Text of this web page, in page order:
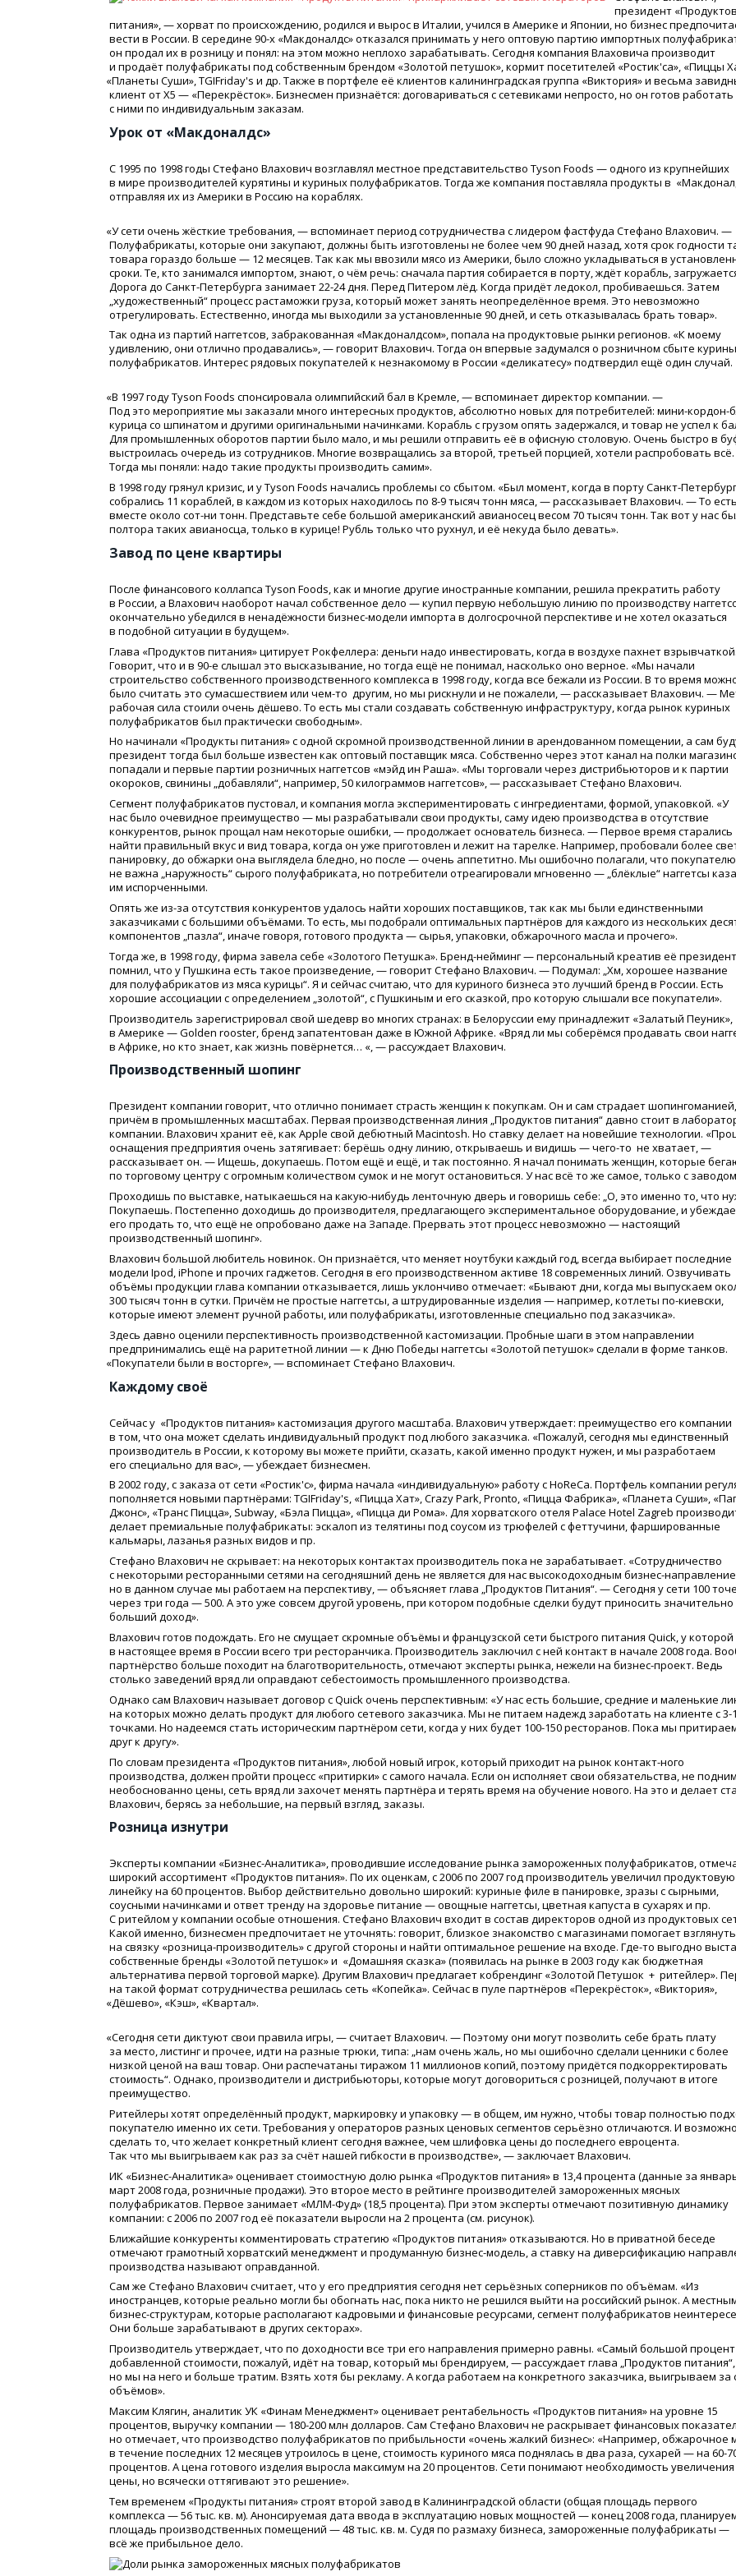
президент «Продуктов
питания», — хорват по происхождению, родился и вырос в Италии, учился в Америке и Японии, но бизнес
вести в России. В середине 90-х «Макдоналдс» отказался принимать у него оптовую партию импортных
он продал их в розницу и понял: на этом можно неплохо зарабатывать. Сегодня компания Влаховича производит
и продаёт полуфабрикаты под собственным брендом «Золотой петушок», кормит посетителей «Ростик'са», «Пиццы
«Планеты Суши», TGIFriday's и др. Также в портфеле её клиентов калининградская группа «Виктория» и весьма
клиент от Х5 — «Перекрёсток». Бизнесмен признаётся: договариваться с сетевиками непросто, но он готов работать
с ними по индивидуальным заказам.
Урок от «Макдоналдс»
С 1995 по 1998 годы Cтефано Влахович возглавлял местное представительство Tyson Foods — одного из крупнейших
в мире производителей курятины и куриных полуфабрикатов. Тогда же компания поставляла продукты в «
отправляя их из Америки в Россию на кораблях.
«У сети очень жёсткие требования, — вспоминает период сотрудничества с лидером фастфуда Стефано Влахович. —
Полуфабрикаты, которые они закупают, должны быть изготовлены не более чем 90 дней назад, хотя срок годности
товара гораздо больше — 12 месяцев. Так как мы ввозили мясо из Америки, было сложно укладываться в
сроки. Те, кто занимался импортом, знают, о чём речь: сначала партия собирается в порту, ждёт корабль,
Дорога до Санкт-Петербурга занимает 22-24 дня. Перед Питером лёд. Когда придёт ледокол, пробиваешься. Затем
„художественный“ процесс растаможки груза, который может занять неопределённое время. Это невозможно
отрегулировать. Естественно, иногда мы выходили за установленные 90 дней, и сеть отказывалась брать товар».
Так одна из партий наггетсов, забракованная «Макдоналдсом», попала на продуктовые рынки регионов. «К моему
удивлению, они отлично продавались», — говорит Влахович. Тогда он впервые задумался о розничном сбыте
полуфабрикатов. Интерес рядовых покупателей к незнакомому в России «деликатесу» подтвердил ещё один случай.
«В 1997 году Tyson Foods спонсировала олимпийский бал в Кремле, — вспоминает директор компании. —
Под это мероприятие мы заказали много интересных продуктов, абсолютно новых для потребителей: мини-кордон-
курица со шпинатом и другими оригинальными начинками. Корабль с грузом опять задержался, и товар не успел к
Для промышленных оборотов партии было мало, и мы решили отправить её в офисную столовую. Очень быстро в
выстроилась очередь из сотрудников. Многие возвращались за второй, третьей порцией, хотели распробовать всё.
Тогда мы поняли: надо такие продукты производить самим».
В 1998 году грянул кризис, и у Tyson Foods начались проблемы со сбытом. «Был момент, когда в порту Санкт-
собрались 11 кораблей, в каждом из которых находилось по 8-9 тысяч тонн мяса, — рассказывает Влахович. — То
вместе около сот-ни тонн. Представьте себе большой американский авианосец весом 70 тысяч тонн. Так вот у нас
полтора таких авианосца, только в курице! Рубль только что рухнул, и её некуда было девать».
Завод по цене квартиры
После финансового коллапса Tyson Foods, как и многие другие иностранные компании, решила прекратить работу
в России, а Влахович наоборот начал собственное дело — купил первую небольшую линию по производству
окончательно убедился в ненадёжности бизнес-модели импорта в долгосрочной перспективе и не хотел оказаться
в подобной ситуации в будущем».
Глава «Продуктов питания» цитирует Рокфеллера: деньги надо инвестировать, когда в воздухе пахнет взрывчаткой.
Говорит, что и в 90-е слышал это высказывание, но тогда ещё не понимал, насколько оно верное. «Мы начали
строительство собственного производственного комплекса в 1998 году, когда все бежали из России. В то время
было считать это сумасшествием или чем-то другим, но мы рискнули и не пожалели, — рассказывает Влахович. —
рабочая сила стоили очень дёшево. То есть мы стали создавать собственную инфраструктуру, когда рынок куриных
полуфабрикатов был практически свободным».
Но начинали «Продукты питания» с одной скромной производственной линии в арендованном помещении, а сам
президент тогда был больше известен как оптовый поставщик мяса. Собственно через этот канал на полки
попадали и первые партии розничных наггетсов «мэйд ин Раша». «Мы торговали через дистрибьюторов и к партии
окороков, свинины „добавляли“, например, 50 килограммов наггетсов», — рассказывает Стефано Влахович.
Сегмент полуфабрикатов пустовал, и компания могла экспериментировать с ингредиентами, формой, упаковкой. «У
нас было очевидное преимущество — мы разрабатывали свои продукты, саму идею производства в отсутствие
конкурентов, рынок прощал нам некоторые ошибки, — продолжает основатель бизнеса. — Первое время старались
найти правильный вкус и вид товара, когда он уже приготовлен и лежит на тарелке. Например, пробовали более
панировку, до обжарки она выглядела бледно, но после — очень аппетитно. Мы ошибочно полагали, что покупателю
не важна „наружность“ сырого полуфабриката, но потребители отреагировали мгновенно — „блёклые“ наггетсы
им испорченными.
Опять же из-за отсутствия конкурентов удалось найти хороших поставщиков, так как мы были единственными
заказчиками с большими объёмами. То есть, мы подобрали оптимальных партнёров для каждого из нескольких
компонентов „пазла“, иначе говоря, готового продукта — сырья, упаковки, обжарочного масла и прочего».
Тогда же, в 1998 году, фирма завела себе «Золотого Петушка». Бренд-нейминг — персональный креатив её
помнил, что у Пушкина есть такое произведение, — говорит Стефано Влахович. — Подумал: „Хм, хорошее название
для полуфабрикатов из мяса курицы“. Я и сейчас считаю, что для куриного бизнеса это лучший бренд в России. Есть
хорошие ассоциации с определением „золотой“, с Пушкиным и его сказкой, про которую слышали все покупатели».
Производитель зарегистрировал свой шедевр во многих странах: в Белоруссии ему принадлежит «Залатый Пеуник»,
в Америке — Golden rooster, бренд запатентован даже в Южной Африке. «Вряд ли мы соберёмся продавать свои
в Африке, но кто знает, как жизнь повёрнется… « , — рассуждает Влахович.
Производственный шопинг
Президент компании говорит, что отлично понимает страсть женщин к покупкам. Он и сам страдает шопингоманией,
причём в промышленных масштабах. Первая производственная линия „Продуктов питания“ давно стоит в
компании. Влахович хранит её, как Apple свой дебютный Macintosh. Но ставку делает на новейшие технологии. «
оснащения предприятия очень затягивает: берёшь одну линию, открываешь и видишь —чего-то не хватает, —
рассказывает он. — Ищешь, докупаешь. Потом ещё и ещё, и так постоянно. Я начал понимать женщин, которые
по торговому центру с огромным количеством сумок и не могут остановиться. У нас всё то же самое, только с
Проходишь по выставке, натыкаешься на какую-нибудь ленточную дверь и говоришь себе: „О, это именно то, что
Покупаешь. Постепенно доходишь до производителя, предлагающего экспериментальное оборудование, и
его продать то, что ещё не опробовано даже на Западе. Прервать этот процесс невозможно — настоящий
производственный шопинг».
Влахович большой любитель новинок. Он признаётся, что меняет ноутбуки каждый год, всегда выбирает последние
модели Ipod, iPhone и прочих гаджетов. Сегодня в его производственном активе 18 современных линий. Озвучивать
объёмы продукции глава компании отказывается, лишь уклончиво отмечает: «Бывают дни, когда мы выпускаем
300 тысяч тонн в сутки. Причём не простые наггетсы, а штрудированные изделия — например, котлеты по-киевски,
которые имеют элемент ручной работы, или полуфабрикаты, изготовленные специально под заказчика».
Здесь давно оценили перспективность производственной кастомизации. Пробные шаги в этом направлении
предпринимались ещё на раритетной линии — к Дню Победы наггетсы «Золотой петушок» сделали в форме танков.
«Покупатели были в восторге», — вспоминает Стефано Влахович.
Каждому своё
Сейчас у «Продуктов питания» кастомизация другого масштаба. Влахович утверждает: преимущество его компании
в том, что она может сделать индивидуальный продукт под любого заказчика. «Пожалуй, сегодня мы единственный
производитель в России, к которому вы можете прийти, сказать, какой именно продукт нужен, и мы разработаем
его специально для вас», — убеждает бизнесмен.
В 2002 году, с заказа от сети «Ростик'с», фирма начала «индивидуальную» работу с HoReCa. Портфель компании
пополняется новыми партнёрами: TGIFriday's, «Пицца Хат», Crazy Park, Pronto, «Пицца Фабрика», «Планета Суши», «
Джонс», «Транс Пицца», Subway, «Бэла Пицца», «Пицца ди Рома». Для хорватского отеля Palace Hotel Zagreb
делает премиальные полуфабрикаты: эскалоп из телятины под соусом из трюфелей с феттучини, фаршированные
кальмары, лазанья разных видов и пр.
Стефано Влахович не скрывает: на некоторых контактах производитель пока не зарабатывает. «Сотрудничество
с некоторыми ресторанными сетями на сегодняшний день не является для нас высокодоходным бизнес-
но в данном случае мы работаем на перспективу, — объясняет глава „Продуктов Питания“. — Сегодня у сети 100
через три года — 500. А это уже совсем другой уровень, при котором подобные сделки будут приносить значительно
больший доход».
Влахович готов подождать. Его не смущает скромные объёмы и французской сети быстрого питания Quick, у которой
в настоящее время в России всего три ресторанчика. Производитель заключил с ней контакт в начале 2008 года.
партнёрство больше походит на благотворительность, отмечают эксперты рынка, нежели на бизнес-проект. Ведь
столько заведений вряд ли оправдают себестоимость промышленного производства.
Однако сам Влахович называет договор с Quick очень перспективным: «У нас есть большие, средние и маленькие
на которых можно делать продукт для любого сетевого заказчика. Мы не питаем надежд заработать на клиенте с 3-
точками. Но надеемся стать историческим партнёром сети, когда у них будет 100-150 ресторанов. Пока мы
друг к другу».
По словам президента «Продуктов питания», любой новый игрок, который приходит на рынок контакт-ного
производства, должен пройти процесс «притирки» с самого начала. Если он исполняет свои обязательства, не
необоснованно цены, сеть вряд ли захочет менять партнёра и терять время на обучение нового. На это и делает
Влахович, берясь за небольшие, на первый взгляд, заказы.
Розница изнутри
Эксперты компании «Бизнес-Аналитика», проводившие исследование рынка замороженных полуфабрикатов,
широкий ассортимент «Продуктов питания». По их оценкам, с 2006 по 2007 год производитель увеличил продуктовую
линейку на 60 процентов. Выбор действительно довольно широкий: куриные филе в панировке, зразы с сырными,
соусными начинками и ответ тренду на здоровье питание — овощные наггетсы, цветная капуста в сухарях и пр.
С ритейлом у компании особые отношения. Стефано Влахович входит в состав директоров одной из продуктовых
Какой именно, бизнесмен предпочитает не уточнять: говорит, близкое знакомство с магазинами помогает взглянуть
на связку «розница-производитель» с другой стороны и найти оптимальное решение на входе. Где-то выгодно
собственные бренды «Золотой петушок» и «Домашняя сказка»(появилась на рынке в 2003 году как бюджетная
альтернатива первой торговой марке). Другим Влахович предлагает кобрендинг «Золотой Петушок + ритейлер».
на такой формат сотрудничества решилась сеть «Копейка». Сейчас в пуле партнёров «Перекрёсток», «Виктория»,
«Дёшево», «Кэш», «Квартал».
«Сегодня сети диктуют свои правила игры, — считает Влахович. — Поэтому они могут позволить себе брать плату
за место, листинг и прочее, идти на разные трюки, типа: „нам очень жаль, но мы ошибочно сделали ценники с более
низкой ценой на ваш товар. Они распечатаны тиражом 11 миллионов копий, поэтому придётся подкорректировать
стоимость“. Однако, производители и дистрибьюторы, которые могут договориться с розницей, получают в итоге
преимущество.
Ритейлеры хотят определённый продукт, маркировку и упаковку — в общем, им нужно, чтобы товар полностью
покупателю именно их сети. Требования у операторов разных ценовых сегментов серьёзно отличаются. И
сделать то, что желает конкретный клиент сегодня важнее, чем шлифовка цены до последнего евроцента.
Так что мы выигрываем как раз за счёт нашей гибкости в производстве», — заключает Влахович.
ИК «Бизнес-Аналитика» оценивает стоимостную долю рынка «Продуктов питания» в 13,4 процента (данные за
март 2008 года, розничные продажи). Это второе место в рейтинге производителей замороженных мясных
полуфабрикатов. Первое занимает «МЛМ-Фуд»(18,5 процента). При этом эксперты отмечают позитивную динамику
компании: с 2006 по 2007 год её показатели выросли на 2 процента (см. рисунок).
Ближайшие конкуренты комментировать стратегию «Продуктов питания» отказываются. Но в приватной беседе
отмечают грамотный хорватский менеджмент и продуманную бизнес-модель, а ставку на диверсификацию
производства называют оправданной.
Сам же Стефано Влахович считает, что у его предприятия сегодня нет серьёзных соперников по объёмам. «Из
иностранцев, которые реально могли бы обогнать нас, пока никто не решился выйти на российский рынок. А
бизнес-структурам, которые располагают кадровыми и финансовые ресурсами, сегмент полуфабрикатов
Они больше зарабатывают в других секторах».
Производитель утверждает, что по доходности все три его направления примерно равны. «Самый большой процент
добавленной стоимости, пожалуй, идёт на товар, который мы брендируем, — рассуждает глава „Продуктов
но мы на него и больше тратим. Взять хотя бы рекламу. А когда работаем на конкретного заказчика, выигрываем за
объёмов».
Максим Клягин, аналитик УК «Финам Менеджмент» оценивает рентабельность «Продуктов питания» на уровне 15
процентов, выручку компании — 180-200 млн долларов. Сам Стефано Влахович не раскрывает финансовых
но отмечает, что производство полуфабрикатов по прибыльности «очень жалкий бизнес»: «Например, обжарочное
в течение последних 12 месяцев утроилось в цене, стоимость куриного мяса поднялась в два раза, сухарей — на 60-
процентов. А цена готового изделия выросла максимум на 20 процентов. Сети понимают необходимость увеличения
цены, но всячески оттягивают это решение».
Тем временем «Продукты питания» строят второй завод в Калининградской области (общая площадь первого
комплекса — 56 тыс. кв. м). Анонсируемая дата ввода в эксплуатацию новых мощностей — конец 2008 года,
площадь производственных помещений — 48 тыс. кв. м. Судя по размаху бизнеса, замороженные полуфабрикаты —
всё же прибыльное дело.